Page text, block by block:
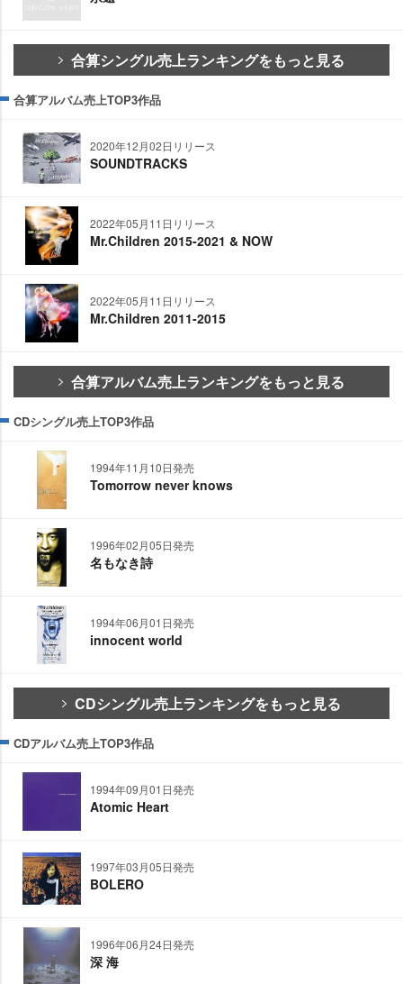
合算シングル売上ランキングをもっと見る
合算アルバム売上TOP3作品
2020年12月02日リリース
SOUNDTRACKS
2022年05月11日リリース
Mr.Children 2015-2021 & NOW
2022年05月11日リリース
Mr.Children 2011-2015
合算アルバム売上ランキングをもっと見る
CDシングル売上TOP3作品
1994年11月10日発売
Tomorrow never knows
1996年02月05日発売
名もなき詩
1994年06月01日発売
innocent world
CDシングル売上ランキングをもっと見る
CDアルバム売上TOP3作品
1994年09月01日発売
Atomic Heart
1997年03月05日発売
BOLERO
1996年06月24日発売
深 海